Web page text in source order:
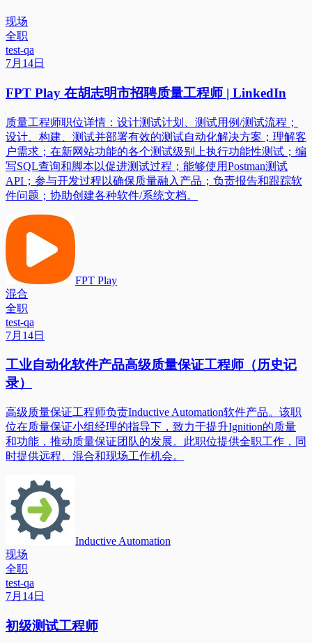
现场
全职
test-qa
7月14日
FPT Play 在胡志明市招聘质量工程师 | LinkedIn
质量工程师职位详情：设计测试计划、测试用例/测试流程；
设计、构建、测试并部署有效的测试自动化解决方案；理解客
户需求；在新网站功能的各个测试级别上执行功能性测试；编
写SQL查询和脚本以促进测试过程；能够使用Postman测试
API；参与开发过程以确保质量融入产品；负责报告和跟踪软
件问题；协助创建各种软件/系统文档。
FPT Play
混合
全职
test-qa
7月14日
工业自动化软件产品高级质量保证工程师（历史记
录）
高级质量保证工程师负责Inductive Automation软件产品。该职
位在质量保证小组经理的指导下，致力于提升Ignition的质量
和功能，推动质量保证团队的发展。此职位提供全职工作，同
时提供远程、混合和现场工作机会。
Inductive Automation
现场
全职
test-qa
7月14日
初级测试工程师